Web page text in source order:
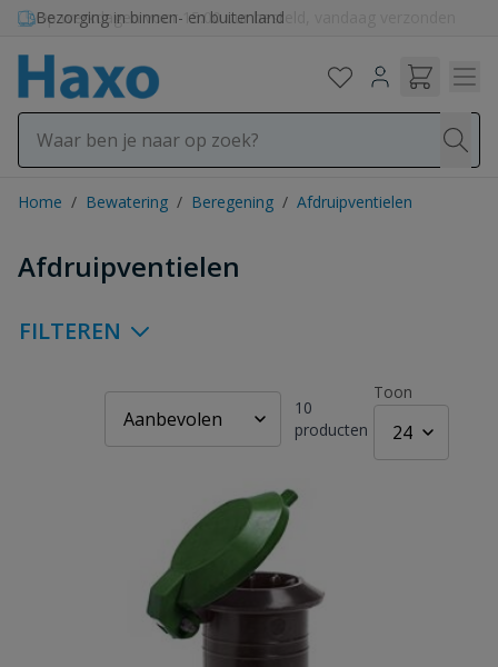
Ga naar de inhoud
Bezorging in binnen- en buitenland
Home / Bewatering / Beregening / Afdruipventielen
Afdruipventielen
FILTEREN
10
producten
Toon